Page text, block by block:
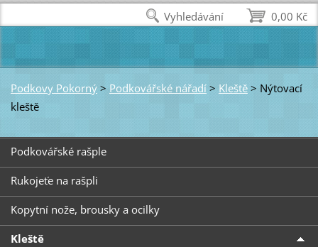
Podkovy Pokorný > Podkovářské nářadí > Kleště > Nýtovací
kleště
Podkovářské rašple
Rukojeťe na rašpli
Kopytní nože, brousky a ocilky
Kleště
0,00 Kč
Vyhledávání